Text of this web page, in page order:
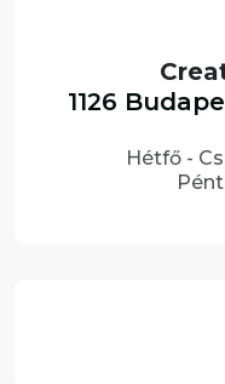
1126
Hétfő -